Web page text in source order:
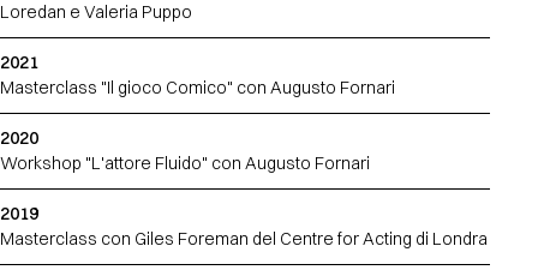
Loredan e Valeria Puppo
2021
Masterclass "Il gioco Comico" con Augusto Fornari
2020
Workshop "L'attore Fluido" con Augusto Fornari
2019
Masterclass con Giles Foreman del Centre for Acting di Londra